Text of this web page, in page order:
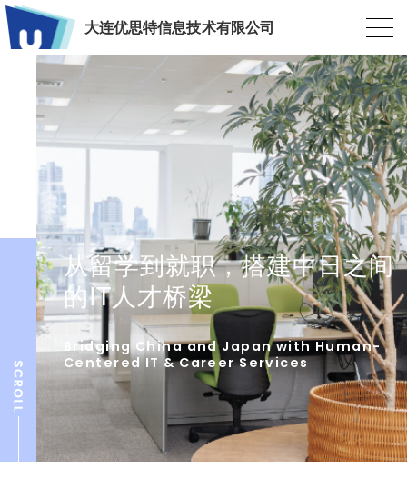
大连优思特信息技术有限公司
从留学到就职，搭建中日之间
的IT人才桥梁
Bridging China and Japan with Human-
Centered IT & Career Services